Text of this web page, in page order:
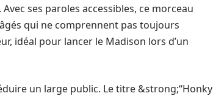
ses paroles accessibles, ce morceau
qui ne comprennent pas toujours
idéal pour lancer le Madison lors d’un
un large public. Le titre &strong;“Honky